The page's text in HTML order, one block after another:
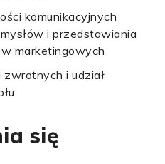
komunikacyjnych
i przedstawiania
marketingowych
zwrotnych i udział
się